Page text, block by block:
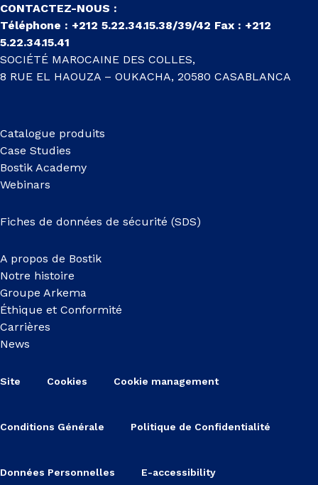
CONTACTEZ-NOUS :
Téléphone : +212 5.22.34.15.38/39/42 Fax : +212
5.22.34.15.41
SOCIÉTÉ MAROCAINE DES COLLES,
8 RUE EL HAOUZA – OUKACHA, 20580 CASABLANCA
Catalogue produits
Case Studies
Bostik Academy
Webinars
Fiches de données de sécurité (SDS)
A propos de Bostik
Notre histoire
Groupe Arkema
Éthique et Conformité
Carrières
News
Site Cookies Cookie management
Conditions Générale Politique de Confidentialité
Données Personnelles E-accessibility